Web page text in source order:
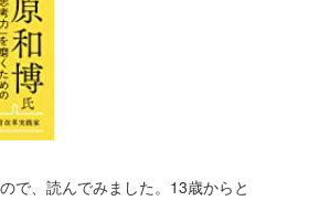
で、読んでみました。13歳からと